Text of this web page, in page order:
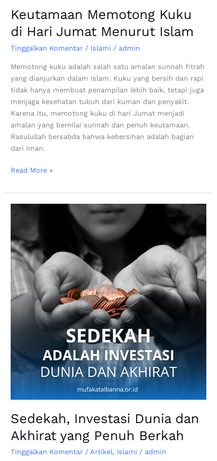
Keutamaan Memotong Kuku
di Hari Jumat Menurut Islam
Tinggalkan Komentar / Islami / admin
Memotong kuku adalah salah satu amalan sunnah fitrah
yang dianjurkan dalam Islam. Kuku yang bersih dan rapi
tidak hanya membuat penampilan lebih baik, tetapi juga
menjaga kesehatan tubuh dari kuman dan penyakit.
Karena itu, memotong kuku di hari Jumat menjadi
amalan yang bernilai sunnah dan penuh keutamaan.
Rasulullah bersabda bahwa kebersihan adalah bagian
dari iman.
Read More »
Sedekah, Investasi Dunia dan
Akhirat yang Penuh Berkah
Tinggalkan Komentar /Artikel, Islami / admin
dan
Akhirat
yang
Penuh
Berkah